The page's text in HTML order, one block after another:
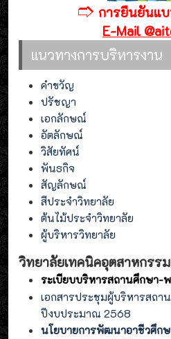
🢣 การยืนยันแ
E-Mail
แนวทางการบริหารงาน
คำขวัญ
ปรัชญา
เอกลักษณ์
อัตลักษณ์
วิสัยทัศน์
พันธกิจ
สัญลักษณ์
สีประจำวิทยาลัย
ต้นไม้ประจำวิทยาลัย
ผู้บริหารวิทยาลัย
วิทยาลัยเทคนิคอุตสาหกรร
ระเบียบบริหารสถานศึกษา-
เอกสารประชุมผู้บริหารสถา
ปีงบประมาณ 2568
นโยบายการพัฒนาอาชีวศึก